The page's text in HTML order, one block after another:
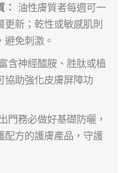
油性膚質者每週可一
更新；乾性或敏感肌則
避免刺激。
含神經醯胺、胜肽或植
協助強化皮膚屏障功
門務必做好基礎防曬，
配方的護膚產品，守護